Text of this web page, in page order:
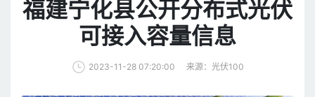
福建宁化县公开分布式光伏
可接入容量信息
2023-11-28 07:20:00 来源：光伏100